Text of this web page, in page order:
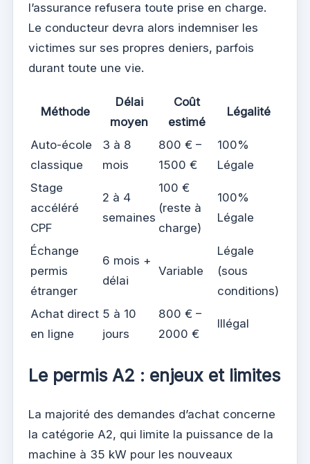
l’assurance refusera toute prise en charge.
Le conducteur devra alors indemniser les
victimes sur ses propres deniers, parfois
durant toute une vie.
Méthode
Délai
moyen
Coût
estimé
Légalité
Auto-école
classique
3 à 8
mois
800 € –
1500 €
100%
Légale
Stage
accéléré
CPF
2 à 4
semaines
100 €
(reste à
charge)
100%
Légale
Échange
permis
étranger
6 mois +
délai
Variable
Légale
(sous
conditions)
Achat direct
en ligne
5 à 10
jours
800 € –
2000 €
Illégal
Le permis A2 : enjeux et limites
La majorité des demandes d’achat concerne
la catégorie A2, qui limite la puissance de la
machine à 35 kW pour les nouveaux